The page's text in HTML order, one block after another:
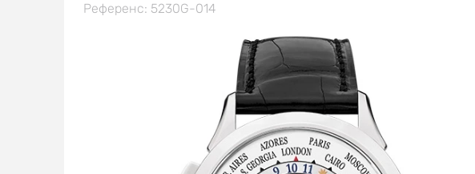
Референс: 5230G-014